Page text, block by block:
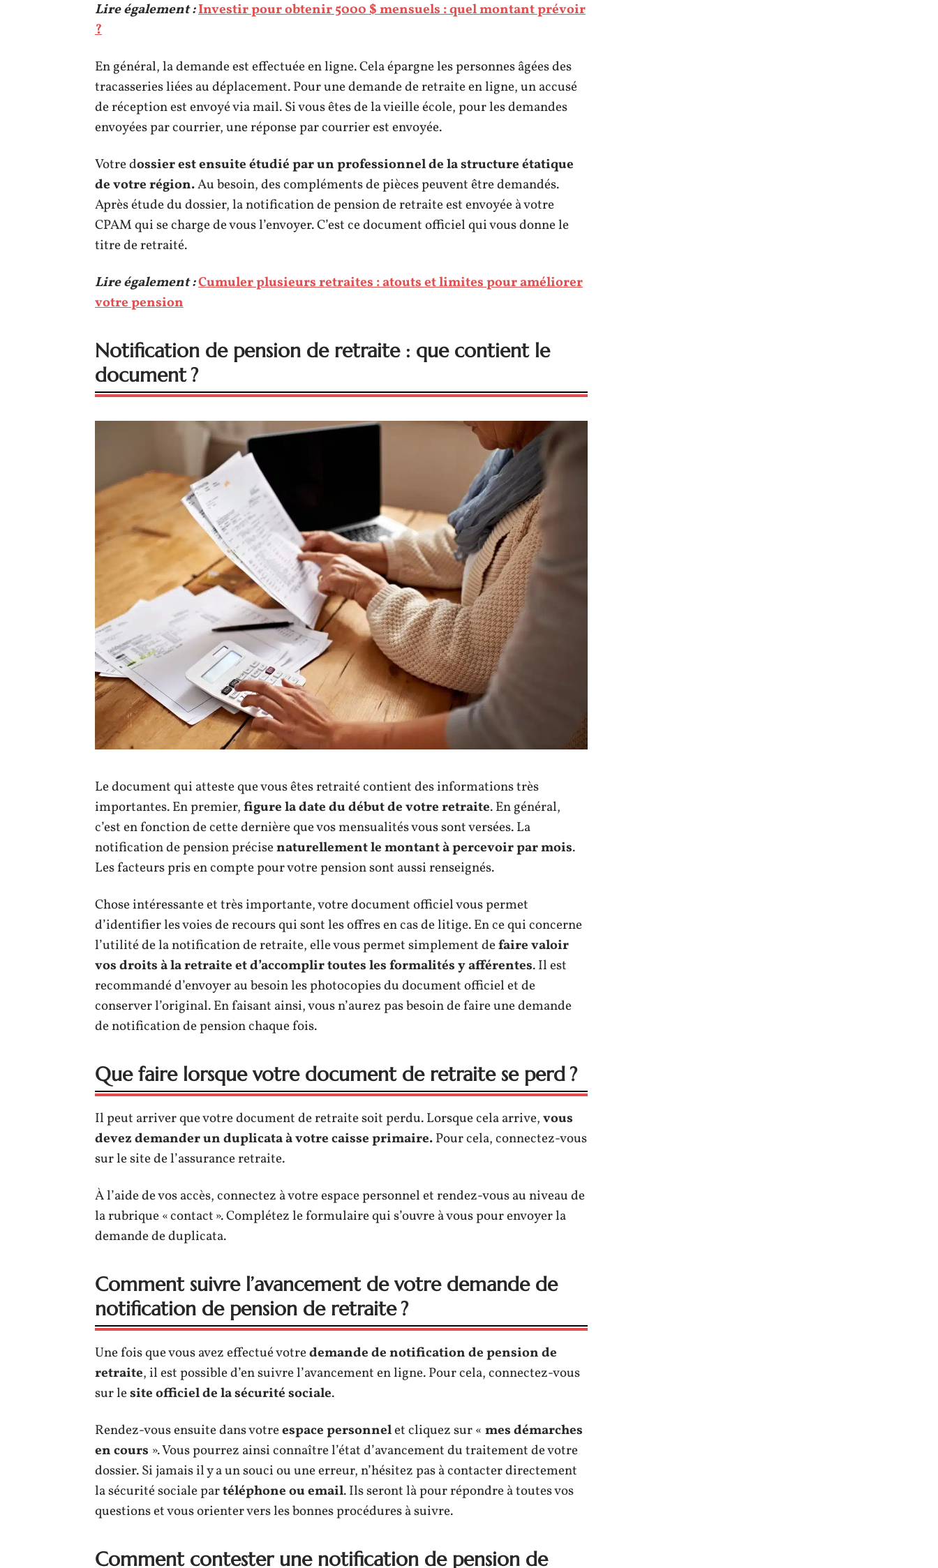
Lire également :Investir pour obtenir 5000 $ mensuels : quel montant prévoir
?
En général, la demande est effectuée en ligne. Cela épargne les personnes âgées des
tracasseries liées au déplacement. Pour une demande de retraite en ligne, un accusé
de réception est envoyé via mail. Si vous êtes de la vieille école, pour les demandes
envoyées par courrier, une réponse par courrier est envoyée.
Votre dossier est ensuite étudié par un professionnel de la structure étatique
de votre région.Au besoin, des compléments de pièces peuvent être demandés.
Après étude du dossier, la notification de pension de retraite est envoyée à votre
CPAM qui se charge de vous l’envoyer. C’est ce document officiel qui vous donne le
titre de retraité.
Lire également :Cumuler plusieurs retraites : atouts et limites pour améliorer
votre pension
Notification de pension de retraite : que contient le
document ?
Le document qui atteste que vous êtes retraité contient des informations très
importantes. En premier,figure la date du début de votre retraite. En général,
c’est en fonction de cette dernière que vos mensualités vous sont versées. La
notification de pension précisenaturellement le montant à percevoir par mois.
Les facteurs pris en compte pour votre pension sont aussi renseignés.
Chose intéressante et très importante, votre document officiel vous permet
d’identifier les voies de recours qui sont les offres en cas de litige. En ce qui concerne
l’utilité de la notification de retraite, elle vous permet simplement defaire valoir
vos droits à la retraite et d’accomplir toutes les formalités y afférentes. Il est
recommandé d’envoyer au besoin les photocopies du document officiel et de
conserver l’original. En faisant ainsi, vous n’aurez pas besoin de faire une demande
de notification de pension chaque fois.
Que faire lorsque votre document de retraite se perd ?
Il peut arriver que votre document de retraite soit perdu. Lorsque cela arrive,vous
devez demander un duplicata à votre caisse primaire.Pour cela, connectez-vous
sur le site de l’assurance retraite.
À l’aide de vos accès, connectez à votre espace personnel et rendez-vous au niveau de
la rubrique « contact ». Complétez le formulaire qui s’ouvre à vous pour envoyer la
demande de duplicata.
Comment suivre l’avancement de votre demande de
notification de pension de retraite ?
Une fois que vous avez effectué votredemande de notification de pension de
retraite, il est possible d’en suivre l’avancement en ligne. Pour cela, connectez-vous
sur lesite officiel de la sécurité sociale.
Rendez-vous ensuite dans votreespace personnelet cliquez sur « mes démarches
en cours ». Vous pourrez ainsi connaître l’état d’avancement du traitement de votre
dossier. Si jamais il y a un souci ou une erreur, n’hésitez pas à contacter directement
la sécurité sociale partéléphone ou email. Ils seront là pour répondre à toutes vos
questions et vous orienter vers les bonnes procédures à suivre.
Comment contester une notification de pension de